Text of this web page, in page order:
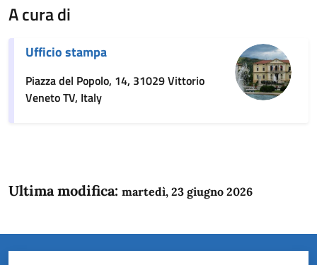
A cura di
Ufficio stampa
Piazza del Popolo, 14, 31029 Vittorio
Veneto TV, Italy
Ultima modifica: martedì, 23 giugno 2026